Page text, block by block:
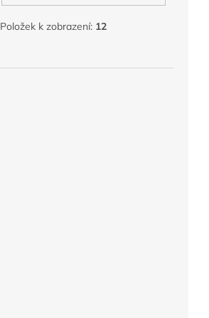
Položek k zobrazení: 12